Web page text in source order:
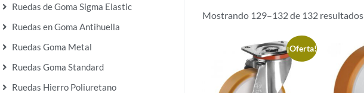
Ruedas de Goma Sigma Elastic
Ruedas en Goma Antihuella
Ruedas Goma Metal
Ruedas Goma Standard
Ruedas Hierro Poliuretano
Mostrando 129–132 de 132 resultados
¡Oferta!